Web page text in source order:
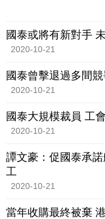
國泰或將有新對手
2020-10-21
國泰曾擊退過多間
2020-10-21
國泰大規模裁員 工
2020-10-21
譚文豪：促國泰承
工
2020-10-21
當年收購最終被棄